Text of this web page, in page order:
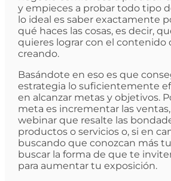
y empieces a probar todo tipo
lo ideal es saber exactamente
qué haces las cosas, es decir,
quieres lograr con el contenido
creando.
Basándote en eso es que
estrategia lo suficientemente
en alcanzar metas y objetivos.
meta es incrementar las
webinar que resalte las
productos o servicios o, si en
buscando que conozcan más
buscar la forma de que te
para aumentar tu exposición.